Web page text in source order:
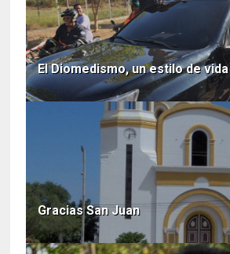
El Diomedismo, un estilo de vida
Gracias San Juan